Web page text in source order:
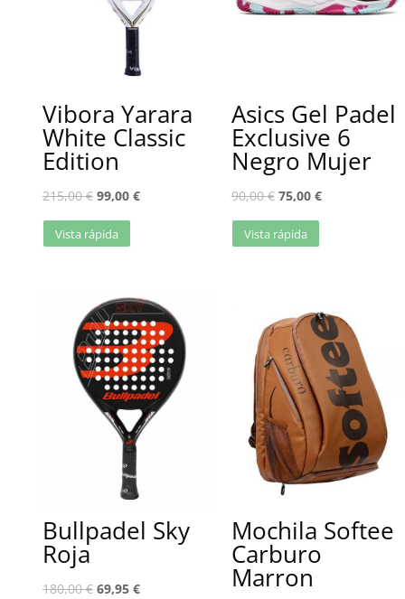
Vibora Yarara
White Classic
Edition
215,00€ 99,00 €
Vista rápida
Asics Gel Padel
Exclusive 6
Negro Mujer
90,00€ 75,00 €
Vista rápida
Bullpadel Sky
Roja
180,00€ 69,95 €
Mochila Softee
Carburo
Marron